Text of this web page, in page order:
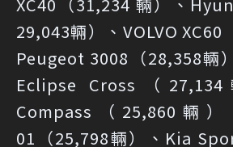
29,043輛）、VOLVO XC60
Peugeot 3008（28,358輛
Eclipse Cross（
Compass（25,860輛
01（25,798輛）、Kia